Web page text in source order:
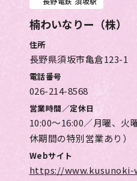
楠わいなりー（株）
住所
長野県須坂市亀倉123-1
電話番号
026-214-8568
営業時間／定休日
10:00～16:00／月曜、火
休期間の特別営業あり）
Webサイト
https://www.kusunoki-